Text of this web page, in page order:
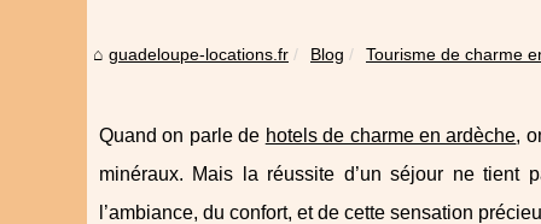
guadeloupe-locations.fr Blog Tourisme de charme
Quand on parle de hotels de charme en ardèche,
minéraux. Mais la réussite d’un séjour ne tient
l’ambiance, du confort, et de cette sensation